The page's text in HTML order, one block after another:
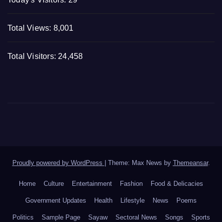
Total Views: 8,001
Total Visitors: 24,458
Proudly powered by WordPress Theme: Max News by Themeansar.
Home Culture Entertainment Fashion Food & Delicacies
Government Updates Health Lifestyle News Poems
Politics Sample Page Sayaw Sectoral News Songs Sports